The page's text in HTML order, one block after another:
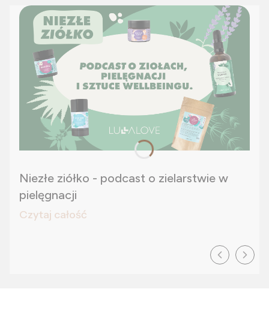
Niezłe ziółko - podcast o zielarstwie w
pielęgnacji
Czytaj całość